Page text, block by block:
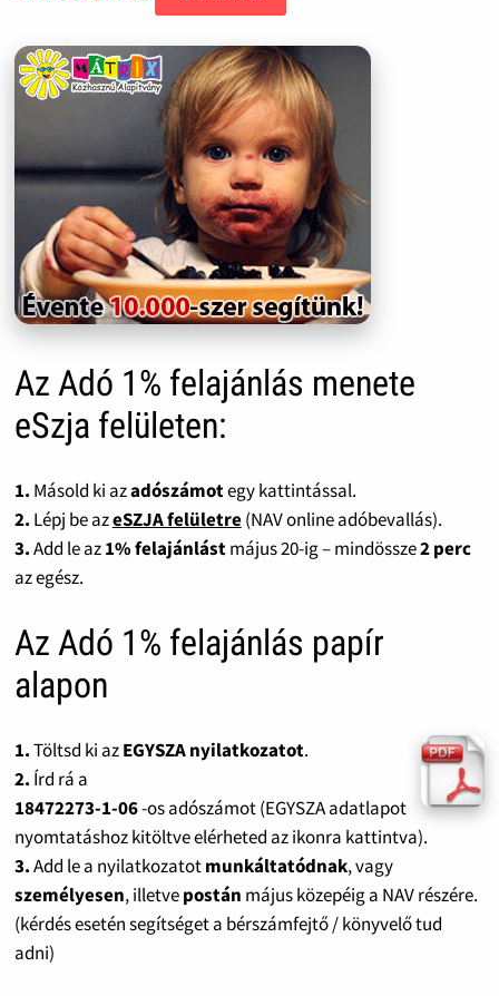
Az Adó 1% felajánlás menete
eSzja felületen:
1. Másold ki azadószámotegy kattintással.
2. Lépj be azeSZJA felületre(NAV online adóbevallás).
3.Add le az1% felajánlástmájus 20-ig – mindössze2 perc
az egész.
Az Adó 1% felajánlás papír
alapon
1.Töltsd ki azEGYSZA nyilatkozatot.
2. Írd rá a
18472273-1-06-os adószámot (EGYSZA adatlapot
nyomtatáshoz kitöltve elérheted az ikonra kattintva).
3.Add le a nyilatkozatotmunkáltatódnak, vagy
személyesen, illetvepostán május közepéig a NAV részére.
(kérdés esetén segítséget a bérszámfejtő / könyvelő tud
adni)